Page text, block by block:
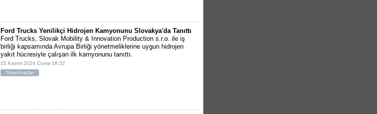
Ford Trucks Yenilikçi Hidrojen Kamyonunu Slovakya'da Tanıttı
Ford Trucks, Slovak Mobility & Innovation Production s.r.o. ile iş
birliği kapsamında Avrupa Birliği yönetmeliklerine uygun hidrojen
yakıt hücresiyle çalışan ilk kamyonunu tanıttı.
15 Kasım 2024 Cuma 18:32
Ticari Araçlar